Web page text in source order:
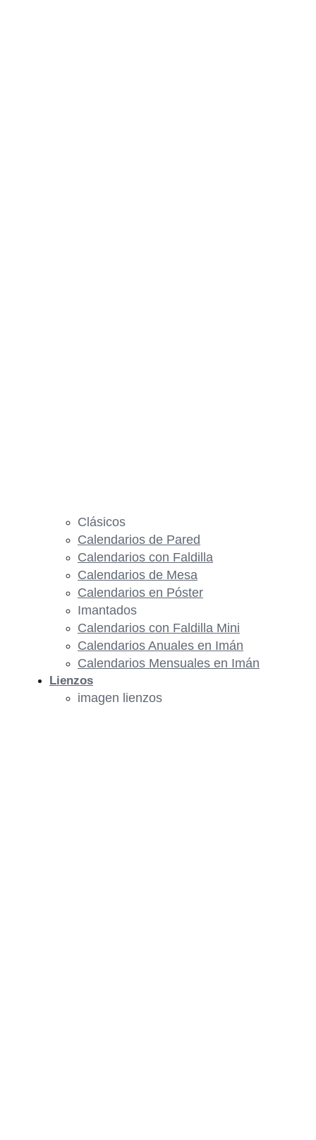
Clásicos
Calendarios de Pared
Calendarios con Faldilla
Calendarios de Mesa
Calendarios en Póster
Imantados
Calendarios con Faldilla Mini
Calendarios Anuales en Imán
Calendarios Mensuales en Imán
Lienzos
imagen lienzos